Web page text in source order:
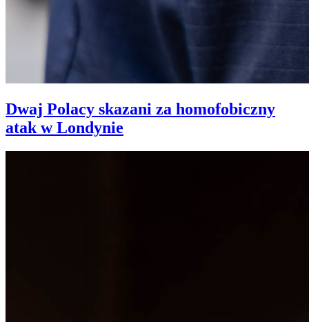
Dwaj Polacy skazani za homofobiczny
atak w Londynie